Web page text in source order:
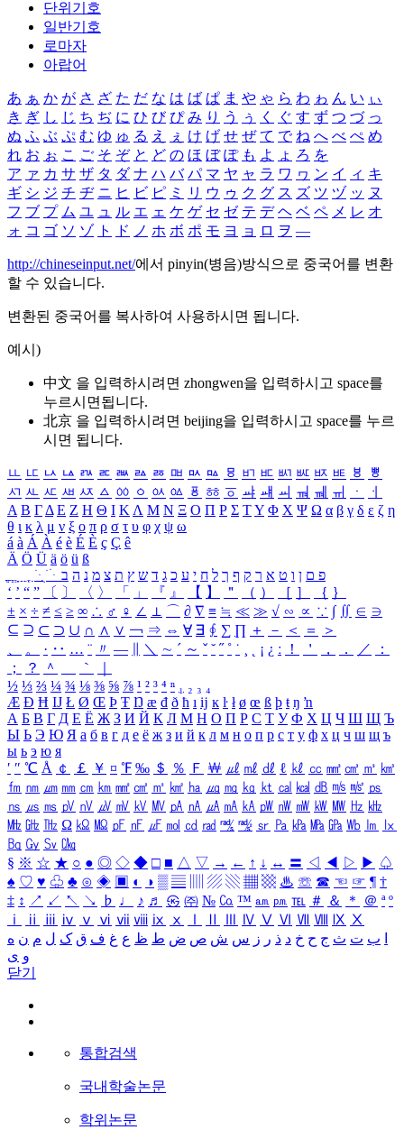
단위기호
일반기호
로마자
아랍어
あ ぁ か が さ ざ た だ な は ば ぱ ま や ゃ ら わ ゎ ん い ぃ
き ぎ し じ ち ぢ に ひ び ぴ み り う ぅ く ぐ す ず つ づ っ
ぬ ふ ぶ ぷ む ゆ ゅ る え ぇ け げ せ ぜ て で ね へ べ ぺ め
れ お ぉ こ ご そ ぞ と ど の ほ ぼ ぽ も よ ょ ろ を
ア ァ カ サ ザ タ ダ ナ ハ バ パ マ ヤ ャ ラ ワ ヮ ン イ ィ キ
ギ シ ジ チ ヂ ニ ヒ ビ ピ ミ リ ウ ゥ ク グ ス ズ ツ ヅ ッ ヌ
フ ブ プ ム ユ ュ ル エ ェ ケ ゲ セ ゼ テ デ ヘ ベ ペ メ レ オ
ォ コ ゴ ソ ゾ ト ド ノ ホ ボ ポ モ ヨ ョ ロ ヲ ―
http://chineseinput.net/에서 pinyin(병음)방식으로 중국어를 변환
할 수 있습니다.
변환된 중국어를 복사하여 사용하시면 됩니다.
예시)
中文 을 입력하시려면 zhongwen을 입력하시고 space를
누르시면됩니다.
北京 을 입력하시려면 beijing을 입력하시고 space를 누르
시면 됩니다.
ㅥ ㅦ ㅧ ㅨ ㅩ ㅪ ㅫ ㅬ ㅭ ㅮ ㅯ ㅰ ㅱ ㅲ ㅳ ㅴ ㅵ ㅶ ㅷ ㅸ
ㅹ
ㅺ ㅻ ㅼ ㅽ ㅾ ㅿ ㆀ ㆁ ㆂ ㆃ ㆄ ㆅ ㆆ ㆇ ㆈ ㆉ ㆊ ㆋ ㆌ ㆍ
ㆎ
Α Β ΓΔ Ε Ζ Η Θ Ι ΚΛ Μ Ν Ξ Ο Π Ρ Σ ΤΥ Φ Χ Ψ Ω α β γ δ ε ζ η
θ ι κ λ μ ν ξ ο π ρ σ τ υ φ χ ψ ω
á à Á À é è É È ç Ç ê
Ä Ö Ü ä ö ü ß
ִֶֹ ֻּ ׁׂ פ ם ן ו ט א ר ק ף ך ל ח י ע כ ג ד ש ץ ת צ מ נ ה ב
‘ ’ “ ” 〔 〕 〈 〉 「 」 『 』 【 】 ＂ （ ） ［ ］ ｛ ｝
± × ÷ ≠ ≤ ≥ ∞ ∴ ♂ ♀ ∠ ⊥ ⌒ ∂ ∇ ≡ ≒ ≪ ≫ √ ∽ ∝ ∵ ∫ ∬ ∈ ∋
⊆ ⊇ ⊂ ⊃ ∪ ∩ ∧ ∨ ￢ ⇒ ⇔ ∀ ∃ ∮ ∑ ∏ ＋ － ＜ ＝
＞
、
。 · ‥ … ¨ 〃 ― ＼ ∼ ´ ～ ˇ ˘ ˝ ˚ ˙ ¸ ¡ ¿ ː ！ ＇ ， ． ／
：
；
？ ＾ ｀
½ ⅓ ⅔ ¼ ¾ ⅛ ⅜ ⅝ ⅞ ¹ ² ³ ⁴ ⁿ ₁ ₂ ₃ ₄
Æ Ð Ħ Ĳ Ł Ø Œ Þ Ŧ Ŋ æ đ ð ħ ı ĳ ĸ ŀ ł ø œ ß þ ŧ ŋ ŉ
А Б В Г Д Е Ё Ж З И Й К Л М Н О П Р С Т У Ф Х Ц Ч Ш Щ Ъ
Ы Ь Э Ю Я а б в г д е ё ж з и й к л м н о п р с т у ф х ц ч ш щ ъ
ы ь э ю я
′ ″ ℃ Å ￠ ￡ ￥ ¤ ℉ ‰ ＄ ％ Ｆ ￦ ㎕ ㎖ ㎗ ℓ ㎘ ㏄ ㎣ ㎤ ㎥ ㎦
㎙ ㎚ ㎛ ㎜ ㎝ ㎞ ㎟ ㎠ ㎡ ㎢ ㏊ ㎍ ㎎ ㎏ ㏏ ㎈ ㎉ ㏈ ㎧ ㎨ ㎰
㎱ ㎲ ㎳ ㎴ ㎵ ㎶ ㎷ ㎸ ㎹ ㎀ ㎁ ㎂ ㎃ ㎄ ㎺ ㎻ ㎽ ㎾ ㎿ ㎐ ㎑
㎒ ㎓ ㎔ Ω ㏀ ㏁ ㎊ ㎋ ㎌ ㏖ ㏅ ㎭ ㎮ ㎯ ㏛ ㎩ ㎪ ㎫ ㎬ ㏝ ㏐
㏓
㏃ ㏉ ㏜ ㏆
§ ※ ☆ ★ ○ ● ◎ ◇ ◆ □ ■ △ ▽ → ← ↑ ↓ ↔ 〓 ◁ ◀ ▷ ▶ ♤
♠ ♡ ♥ ♧ ♣ ⊙ ◈ ▣ ◐ ◑ ▒ ▤ ▨ ▧ ▦ ▩ ♨ ☏ ☎ ☜ ☞ ¶ †
‡ ↕ ↗ ↙ ↖ ↘ ♭ ♩ ♪ ♬ ㉿ ㈜ № ㏇ ™ ㏂ ㏘ ℡ ＃ ＆ ＊ ＠ ª º
ⅰ
ⅱ ⅲ ⅳ ⅴ ⅵ ⅶ ⅷ ⅸ ⅹ Ⅳ Ⅴ Ⅵ Ⅶ Ⅷ Ⅸ Ⅹ
ب ت ث ج ح خ د ذ ر ز س ش ص ض ط ظ ع غ ف ق ک ل م ن ه
و ی
닫기
통합검색
국내학술논문
학위논문